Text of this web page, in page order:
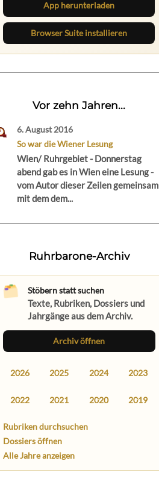
App herunterladen
Browser Suite installieren
Vor zehn Jahren...
6. August 2016
So war die Wiener Lesung
Wien/ Ruhrgebiet - Donnerstag
abend gab es in Wien eine Lesung -
vom Autor dieser Zeilen gemeinsam
mit dem dem...
Ruhrbarone-Archiv
Stöbern statt suchen
Texte, Rubriken, Dossiers und
Jahrgänge aus dem Archiv.
Archiv öffnen
2026 2025 2024 2023
2022 2021 2020 2019
Rubriken durchsuchen
Dossiers öffnen
Alle Jahre anzeigen